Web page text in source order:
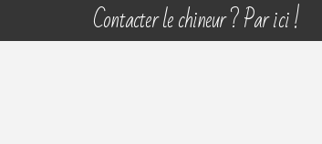
Contacter le chineur ? Par ici !